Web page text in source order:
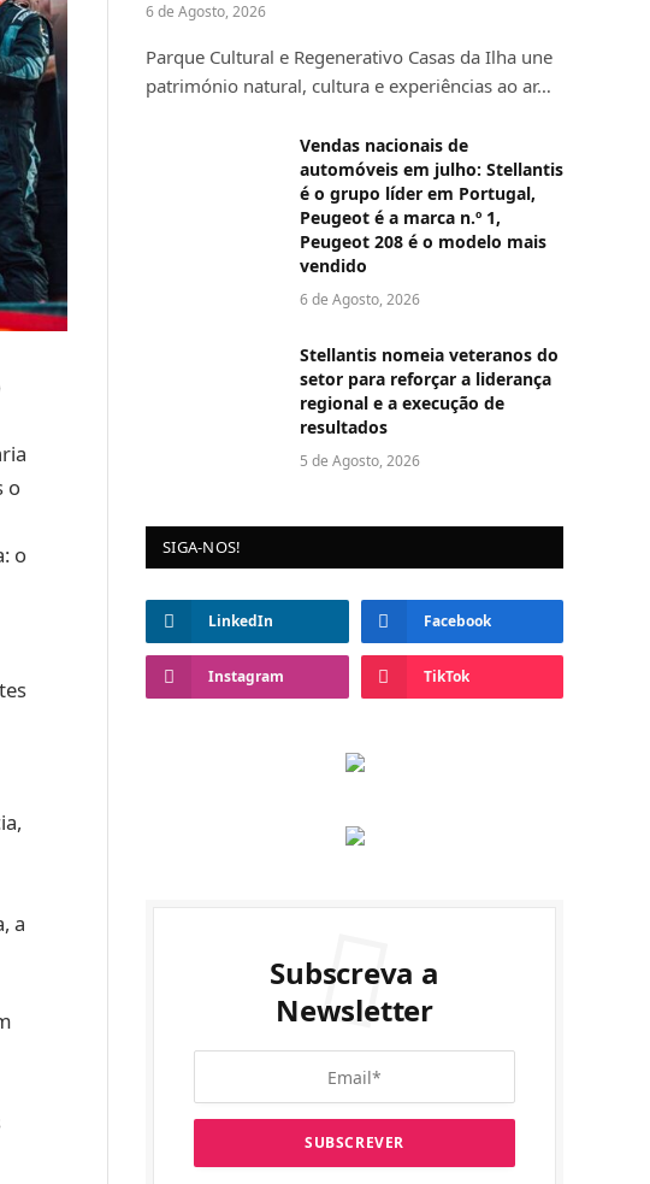
o
o
a
6 de Agosto, 2026
Parque Cultural e Regenerativo Casas da Ilha une
património natural, cultura e experiências ao ar…
Vendas nacionais de
automóveis em julho: Stellantis
é o grupo líder em Portugal,
Peugeot é a marca n.º 1,
Peugeot 208 é o modelo mais
vendido
6 de Agosto, 2026
Stellantis nomeia veteranos do
setor para reforçar a liderança
regional e a execução de
resultados
5 de Agosto, 2026
SIGA-NOS!
LinkedIn Facebook
Instagram TikTok
Subscreva a
Newsletter